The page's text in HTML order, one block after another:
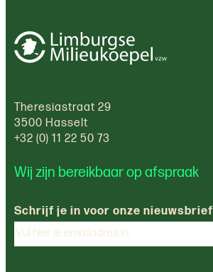
Theresiastraat 29
3500 Hasselt
+32 (0) 11 22 50 73
Wij zijn bereikbaar op afspraak
Schrijf je in voor onze nieuwsbrief